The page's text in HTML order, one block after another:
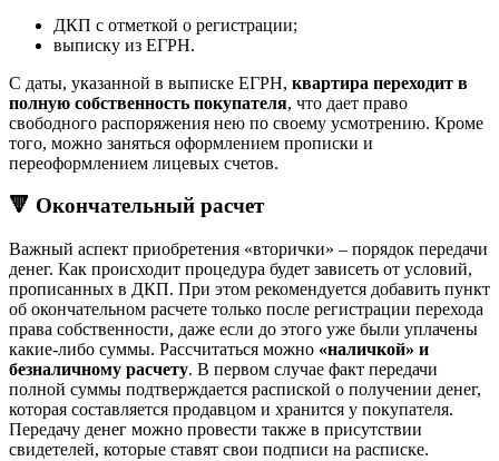
ДКП с отметкой о регистрации;
выписку из ЕГРН.
С даты, указанной в выписке ЕГРН, квартира переходит в
полную собственность покупателя, что дает право
свободного распоряжения нею по своему усмотрению. Кроме
того, можно заняться оформлением прописки и
переоформлением лицевых счетов.
🔻 Окончательный расчет
Важный аспект приобретения «вторички» – порядок передачи
денег. Как происходит процедура будет зависеть от условий,
прописанных в ДКП. При этом рекомендуется добавить пункт
об окончательном расчете только после регистрации перехода
права собственности, даже если до этого уже были уплачены
какие-либо суммы. Рассчитаться можно «наличкой» и
безналичному расчету. В первом случае факт передачи
полной суммы подтверждается распиской о получении денег,
которая составляется продавцом и хранится у покупателя.
Передачу денег можно провести также в присутствии
свидетелей, которые ставят свои подписи на расписке.